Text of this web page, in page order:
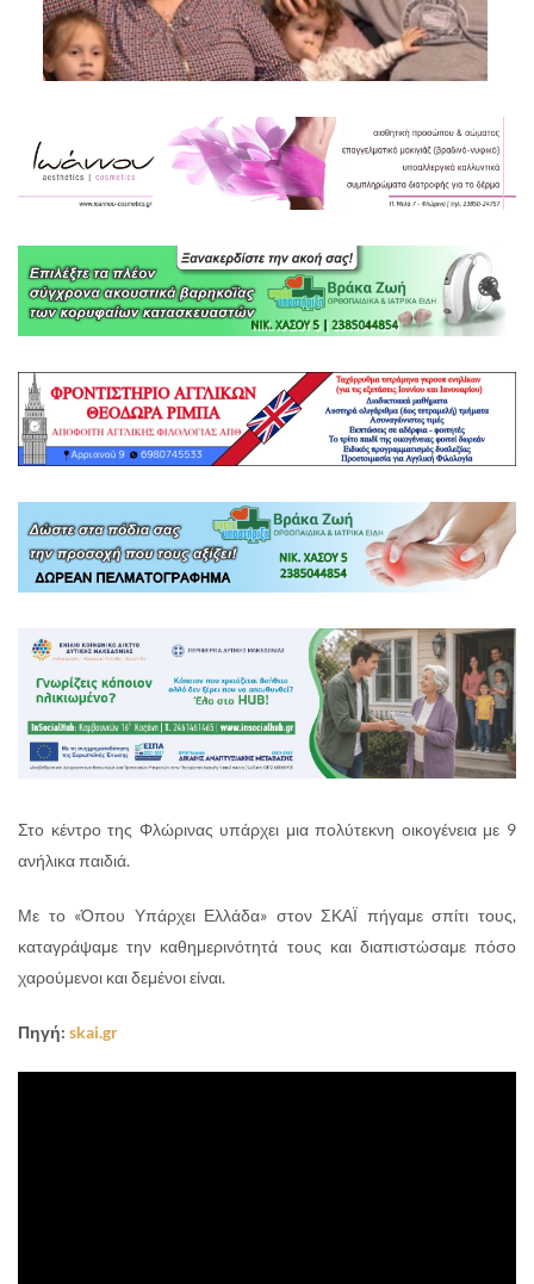
Στο κέντρο της Φλώρινας υπάρχει μια πολύτεκνη οικογένεια με 9
ανήλικα παιδιά.
Με το «Όπου Υπάρχει Ελλάδα» στον ΣΚΑΪ πήγαμε σπίτι τους,
καταγράψαμε την καθημερινότητά τους και διαπιστώσαμε πόσο
χαρούμενοι και δεμένοι είναι.
Πηγή: skai.gr